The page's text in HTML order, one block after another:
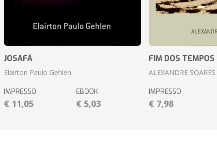
JOSAFÁ
Elairton Paulo Gehlen
IMPRESSO
€ 11,05
EBOOK
€ 5,03
FIM DOS TEMPOS
ALEXANDRE SOARES
IMPRESSO
€ 7,98